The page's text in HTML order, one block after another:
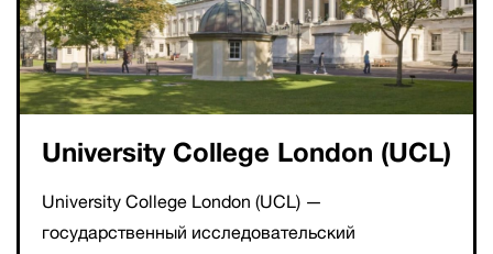
University College London (UCL)
University College London (UCL) —
государственный исследовательский